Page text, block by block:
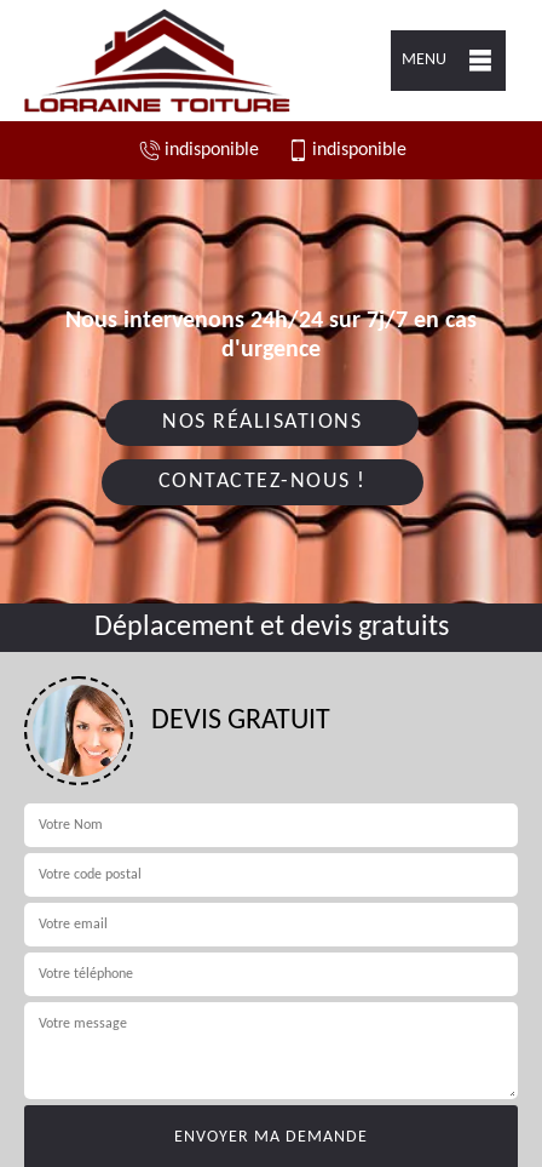
MENU
indisponible indisponible
Nous intervenons 24h/24 sur 7j/7 en cas
d'urgence
NOS RÉALISATIONS
CONTACTEZ-NOUS !
Déplacement et devis gratuits
DEVIS GRATUIT